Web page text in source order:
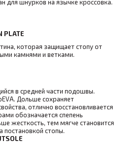
для шнурков на язычке кроссовка.
PLATE
которая защищает стопу от
камнями и ветками.
в средней части подошвы.
Дольше сохраняет
отлично восстановливается
обозначается спепень
жесткость, тем мягче становится
постановкой стопы.